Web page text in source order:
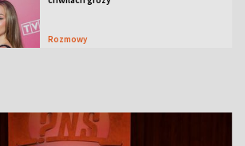
Rozmowy